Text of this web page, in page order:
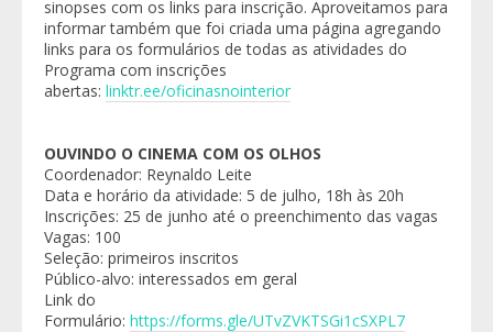
sinopses com os links para inscrição. Aproveitamos para
informar também que foi criada uma página agregando
links para os formulários de todas as atividades do
Programa com inscrições
abertas: linktr.ee/oficinasnointerior
OUVINDO O CINEMA COM OS OLHOS
Coordenador: Reynaldo Leite
Data e horário da atividade: 5 de julho, 18h às 20h
Inscrições: 25 de junho até o preenchimento das vagas
Vagas: 100
Seleção: primeiros inscritos
Público-alvo: interessados em geral
Link do
Formulário: https://forms.gle/UTvZVKTSGi1cSXPL7